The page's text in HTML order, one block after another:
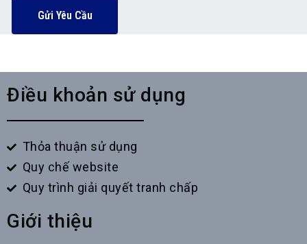
Gửi Yêu Cầu
Điều khoản sử dụng
Thỏa thuận sử dụng
Quy chế website
Quy trình giải quyết tranh chấp
Giới thiệu